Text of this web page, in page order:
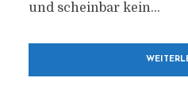
und scheinbar kein...